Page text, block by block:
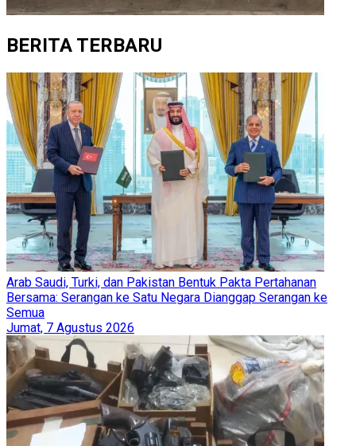
BERITA TERBARU
Arab Saudi, Turki, dan Pakistan Bentuk Pakta Pertahanan
Bersama: Serangan ke Satu Negara Dianggap Serangan ke
Semua
Jumat, 7 Agustus 2026